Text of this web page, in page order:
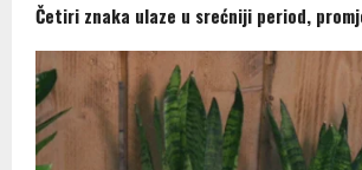
Četiri znaka ulaze u srećniji period,